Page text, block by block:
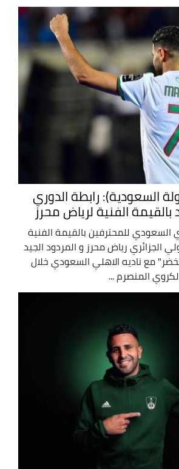
السعودية): رابطة الدوري
الفنية لرياض محرز
للمحترفين بالقيمة الفنية
الجزائري رياض محرز و المردود الجيد
مع ناديه الاهلي السعودي خلال
المنصرم ...